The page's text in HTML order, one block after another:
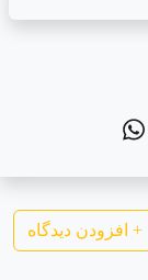
+ افزودن دیدگاه